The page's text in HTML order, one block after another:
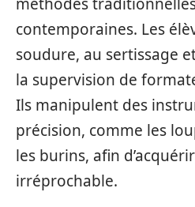
contemporaines. Les
soudure, au sertissage
la supervision de
Ils manipulent des
précision, comme les
les burins, afin
irréprochable.